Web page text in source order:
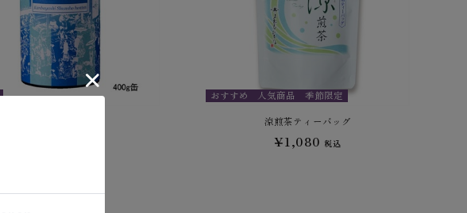
おすすめ 人気商品 季節限定
涼煎茶ティーバッグ
¥1,080税込